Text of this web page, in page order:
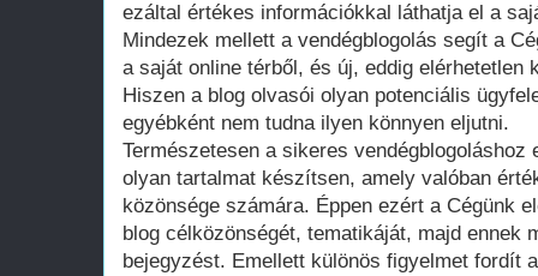
ezáltal értékes információkkal láthatja el a
Mindezek mellett a vendégblogolás segít a
a saját online térből, és új, eddig elérhetetlen
Hiszen a blog olvasói olyan potenciális
egyébként nem tudna ilyen könnyen eljutni.
Természetesen a sikeres vendégblogoláshoz
olyan tartalmat készítsen, amely valóban
közönsége számára. Éppen ezért a Cégünk
blog célközönségét, tematikáját, majd ennek
bejegyzést. Emellett különös figyelmet fordít